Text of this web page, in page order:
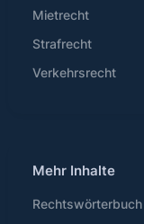
Mietrecht
Strafrecht
Verkehrsrecht
Mehr Inhalte
Rechtswörterbuch